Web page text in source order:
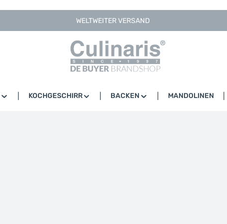
WELTWEITER VERSAND
KOCHGESCHIRR BACKEN MANDOLINEN